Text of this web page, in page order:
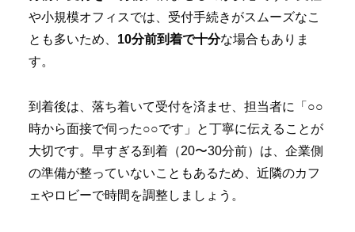
や小規模オフィスでは、受付手続きがスムーズなこ
とも多いため、 10分前到着で十分な場合もありま
す。
到着後は、落ち着いて受付を済ませ、担当者に「○○
時から面接で伺った○○です」と丁寧に伝えることが
大切です。早すぎる到着（20〜30分前）は、企業側
の準備が整っていないこともあるため、近隣のカフ
ェやロビーで時間を調整しましょう。